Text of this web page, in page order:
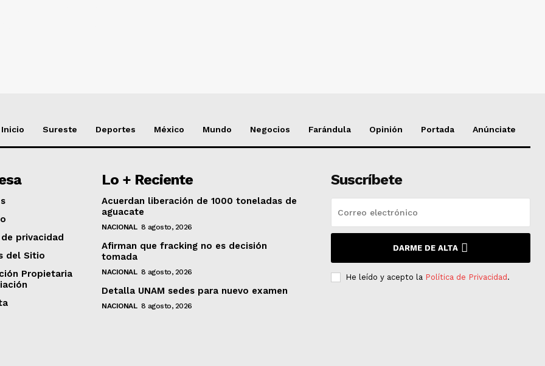
Inicio Sureste Deportes México Mundo Negocios Farándula Opinión Portada Anúnciate
privacidad
del Sitio
Propietaria
Lo + Reciente
Acuerdan liberación de 1000 toneladas de
aguacate
NACIONAL 8 agosto, 2026
Afirman que fracking no es decisión
tomada
NACIONAL 8 agosto, 2026
Detalla UNAM sedes para nuevo examen
NACIONAL 8 agosto, 2026
Suscríbete
DARME DE ALTA
He leído y acepto la Política de Privacidad .